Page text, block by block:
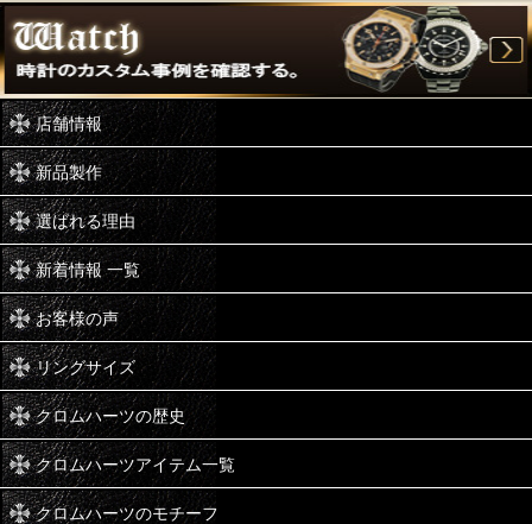
店舗情報
新品製作
選ばれる理由
新着情報 一覧
お客様の声
リングサイズ
クロムハーツの歴史
クロムハーツアイテム一覧
クロムハーツのモチーフ